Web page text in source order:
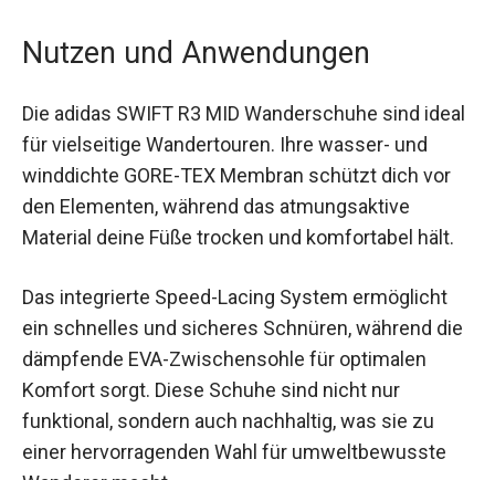
Nutzen und Anwendungen
Die adidas SWIFT R3 MID Wanderschuhe sind
ideal für vielseitige Wandertouren. Ihre wasser-
und winddichte GORE-TEX Membran schützt dich
vor den Elementen, während das atmungsaktive
Material deine Füße trocken und komfortabel hält.
Das integrierte Speed-Lacing System ermöglicht
ein schnelles und sicheres Schnüren, während
die dämpfende EVA-Zwischensohle für
optimalen Komfort sorgt. Diese Schuhe sind
nicht nur funktional, sondern auch nachhaltig,
was sie zu einer hervorragenden Wahl für